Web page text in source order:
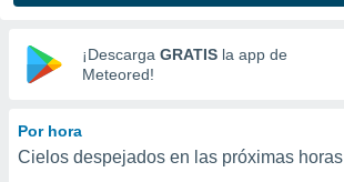
las
y
digital
basada
¡Descarga GRATIS la app de
Meteored!
Por hora
Cielos despejados en las próximas horas